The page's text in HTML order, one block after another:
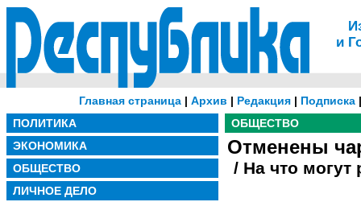
и
Главная страница | Архив | Редакция | Подписка
ПОЛИТИКА
ЭКОНОМИКА
ОБЩЕСТВО
ЛИЧНОЕ ДЕЛО
ОБЩЕСТВО
Отменены
/ На что могут